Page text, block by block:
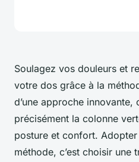
Soulagez vos douleurs et
votre dos grâce à la
d’une approche
précisément la colonne
posture et confort. Adopter
méthode, c’est choisir une